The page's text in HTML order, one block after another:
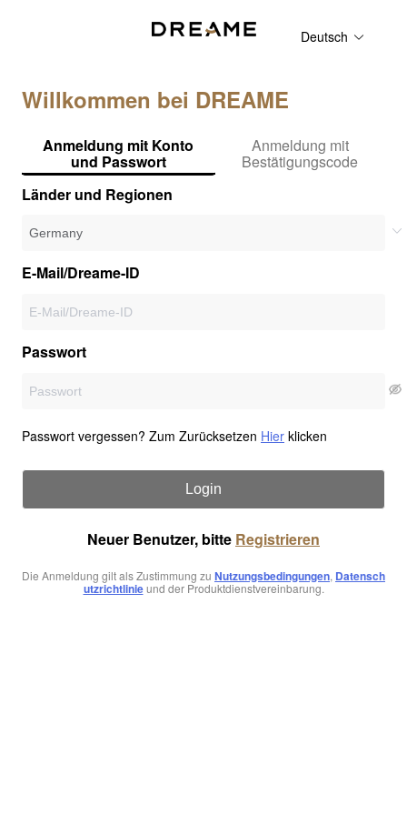
Deutsch
Willkommen bei DREAME
Anmeldung mit Konto
und Passwort
Anmeldung mit
Bestätigungscode
Länder und Regionen
E-Mail/Dreame-ID
Passwort
Passwort vergessen? Zum Zurücksetzen Hier klicken
Login
Neuer Benutzer, bitte Registrieren
Die Anmeldung gilt als Zustimmung zu Nutzungsbedingungen, Datensch
utzrichtlinieund der Produktdienstvereinbarung.